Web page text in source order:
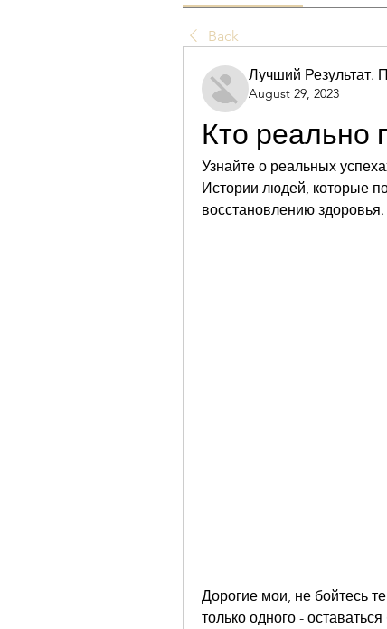
Back
Лучший Результат.
August 29, 2023
Кто реально
Узнайте о реальных
Истории людей, которые
восстановлению здоровья.
Дорогие мои, не бойтесь
только одного -